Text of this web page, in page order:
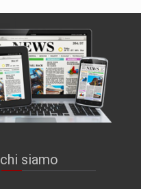
chi siamo